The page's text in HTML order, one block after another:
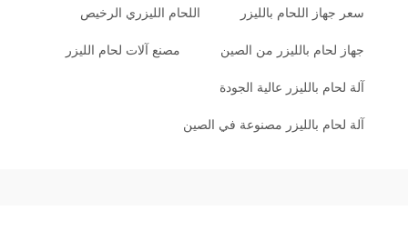
سعر جهاز اللحام بالليزر اللحام الليزري الرخيص
جهاز لحام بالليزر من الصين مصنع آلات لحام الليزر
آلة لحام بالليزر عالية الجودة
آلة لحام بالليزر مصنوعة في الصين